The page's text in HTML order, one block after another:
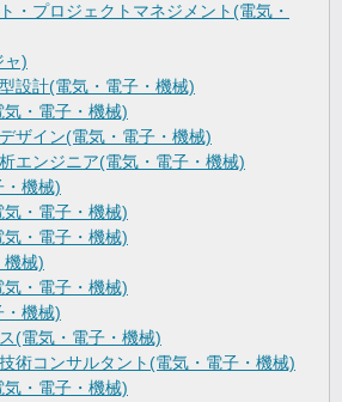
・プロジェクトマネジメント(電気・
ャ)
設計(電気・電子・機械)
・電子・機械)
ザイン(電気・電子・機械)
エンジニア(電気・電子・機械)
・機械)
・電子・機械)
・電子・機械)
機械)
・電子・機械)
・機械)
(電気・電子・機械)
術コンサルタント(電気・電子・機械)
・電子・機械)